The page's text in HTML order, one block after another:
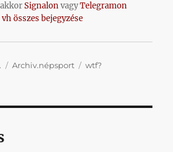
akkorSignalonvagyTelegramon
vh összes bejegyzése
Kategória
Archiv.népsport Címke
wtf?